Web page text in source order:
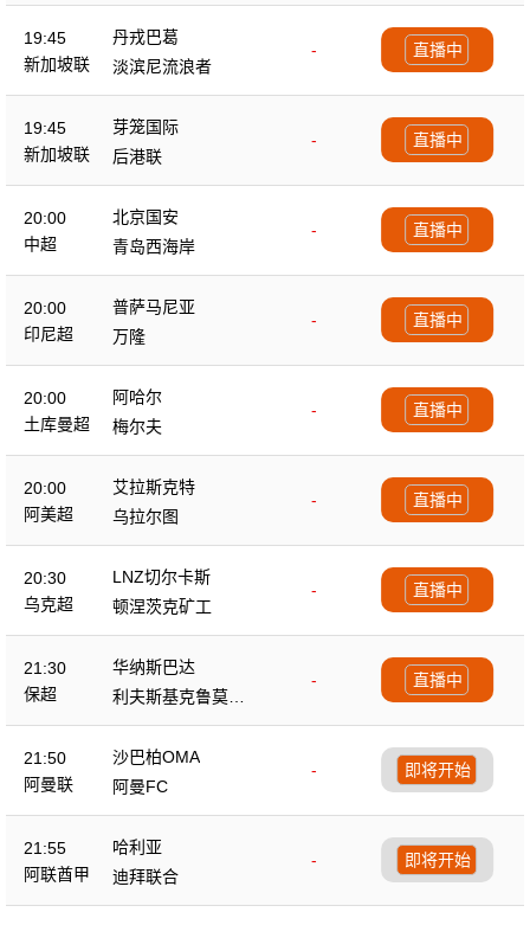
19:45
新加坡联
丹戎巴葛
-
淡滨尼流浪者
直播中
19:45
新加坡联
芽笼国际
-
后港联
直播中
20:00
中超
北京国安
-
青岛西海岸
直播中
20:00
印尼超
普萨马尼亚
-
万隆
直播中
20:00
土库曼超
阿哈尔
-
梅尔夫
直播中
20:00
阿美超
艾拉斯克特
-
乌拉尔图
直播中
20:30
乌克超
LNZ切尔卡斯
-
顿涅茨克矿工
直播中
21:30
保超
华纳斯巴达
-
利夫斯基克鲁莫夫
格勒
直播中
21:50
阿曼联
沙巴柏OMA
-
阿曼FC
即将开始
21:55
阿联酋甲
哈利亚
-
迪拜联合
即将开始